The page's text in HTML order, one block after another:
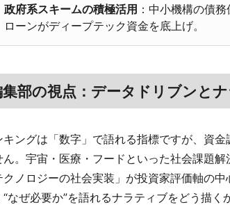
政府系スキームの積極活用 ：中小機構の債
ローンがディープテック資金を底上げ。
集部の視点：データドリブンと
キングは「数字」で語れる指標ですが、資
ん。宇宙・医療・フードといった社会課題
クノロジーの社会実装」が投資家評価軸の
“なぜ必要か”を語れるナラティブをどう描